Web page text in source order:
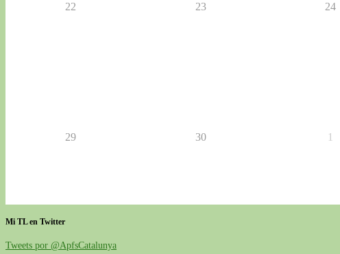
22 23 24
29 30 1
Mi TL en Twitter
Tweets por @ApfsCatalunya